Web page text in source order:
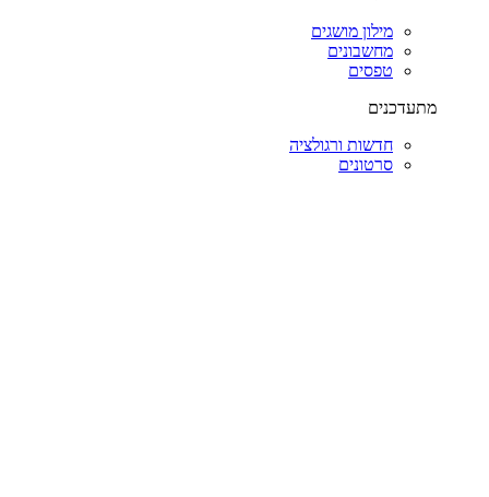
מילון מושגים
מחשבונים
טפסים
מתעדכנים
חדשות ורגולציה
סרטונים